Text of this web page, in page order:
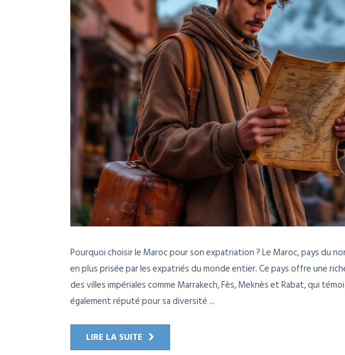
Pourquoi choisir le Maroc pour son expatriation ? Le Maroc, pays du
en plus prisée par les expatriés du monde entier. Ce pays offre une
des villes impériales comme Marrakech, Fès, Meknès et Rabat, qui
également réputé pour sa diversité ...
LIRE LA SUITE